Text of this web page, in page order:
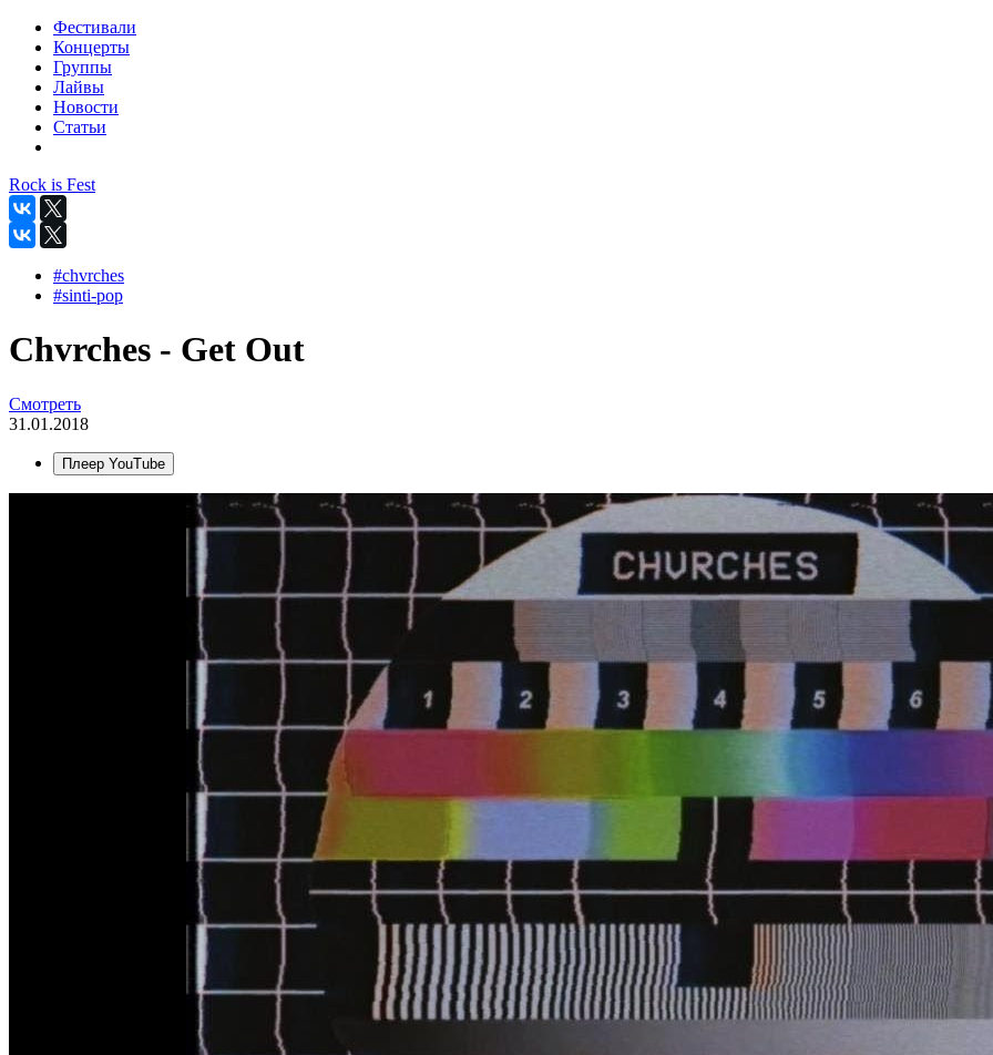
Фестивали
Концерты
Группы
Лайвы
Новости
Статьи
Rock is Fest
#chvrches
#sinti-pop
Chvrches - Get Out
Смотреть
31.01.2018
Плеер YouTube